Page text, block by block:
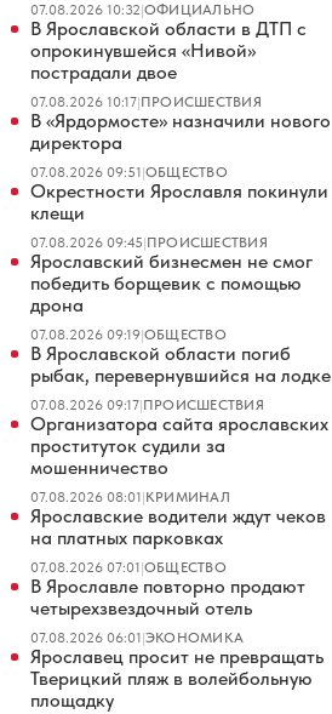
07.08.2026 10:32|ОФИЦИАЛЬНО
В Ярославской области в ДТП с
опрокинувшейся «Нивой»
пострадали двое
07.08.2026 10:17|ПРОИСШЕСТВИЯ
В «Ярдормосте» назначили нового
директора
07.08.2026 09:51|ОБЩЕСТВО
Окрестности Ярославля покинули
клещи
07.08.2026 09:45|ПРОИСШЕСТВИЯ
Ярославский бизнесмен не смог
победить борщевик с помощью
дрона
07.08.2026 09:19|ОБЩЕСТВО
В Ярославской области погиб
рыбак, перевернувшийся на лодке
07.08.2026 09:17|ПРОИСШЕСТВИЯ
Организатора сайта ярославских
проституток судили за
мошенничество
07.08.2026 08:01|КРИМИНАЛ
Ярославские водители ждут чеков
на платных парковках
07.08.2026 07:01|ОБЩЕСТВО
В Ярославле повторно продают
четырехзвездочный отель
07.08.2026 06:01|ЭКОНОМИКА
Ярославец просит не превращать
Тверицкий пляж в волейбольную
площадку